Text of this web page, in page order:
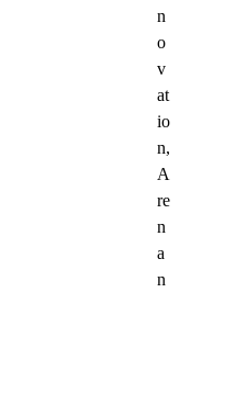
n
o
v
at
io
n,
A
re
n
a
n